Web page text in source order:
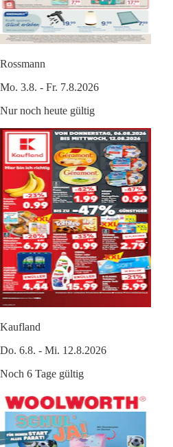
Rossmann
Mo. 3.8. - Fr. 7.8.2026
Nur noch heute gültig
Kaufland
Do. 6.8. - Mi. 12.8.2026
Noch 6 Tage gültig